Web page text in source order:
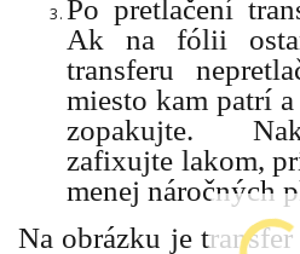
Po pretlačení
Ak na fólii
transferu
miesto kam patrí
zopakujte.
zafixujte lakom,
menej náročných
Na obrázku je